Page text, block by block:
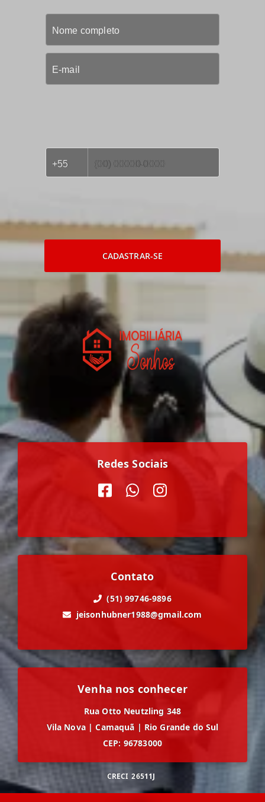
CADASTRAR-SE
Redes Sociais
Contato
(51) 99746-9896
jeisonhubner1988@gmail.com
Venha nos conhecer
Rua Otto Neutzling 348
Vila Nova | Camaquã | Rio Grande do Sul
CEP: 96783000
CRECI 26511J